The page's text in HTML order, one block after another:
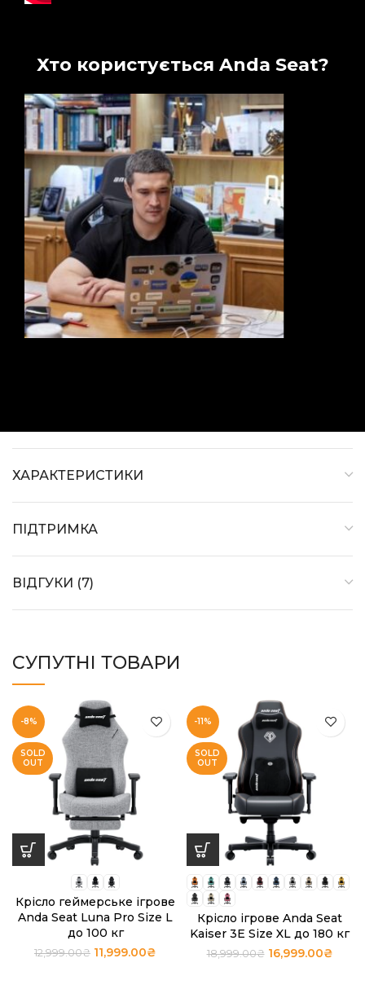
Хто користується Anda Seat?
ХАРАКТЕРИСТИКИ
ПІДТРИМКА
ВІДГУКИ (7)
СУПУТНІ ТОВАРИ
-8%
SOLD
OUT
Крісло геймерське ігрове
Anda Seat Luna Pro Size L
до 100 кг
12,999.00₴ 11,999.00₴
-11%
SOLD
OUT
Крісло ігрове Anda Seat
Kaiser 3E Size XL до 180 кг
18,999.00₴ 16,999.00₴